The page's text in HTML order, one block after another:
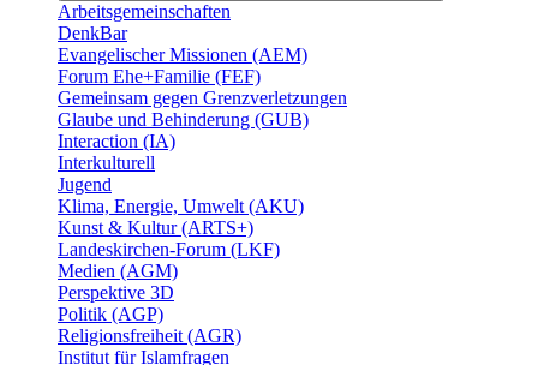
Arbeitsgemeinschaften
DenkBar
Evangelischer Missionen (AEM)
Forum Ehe+Familie (FEF)
Gemeinsam gegen Grenzverletzungen
Glaube und Behinderung (GUB)
Interaction (IA)
Interkulturell
Jugend
Klima, Energie, Umwelt (AKU)
Kunst & Kultur (ARTS+)
Landeskirchen-Forum (LKF)
Medien (AGM)
Perspektive 3D
Politik (AGP)
Religionsfreiheit (AGR)
Institut für Islamfragen